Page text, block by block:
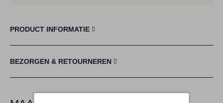
PRODUCT INFORMATIE
BEZORGEN & RETOURNEREN